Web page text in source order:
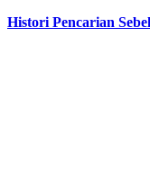
Histori Pencarian